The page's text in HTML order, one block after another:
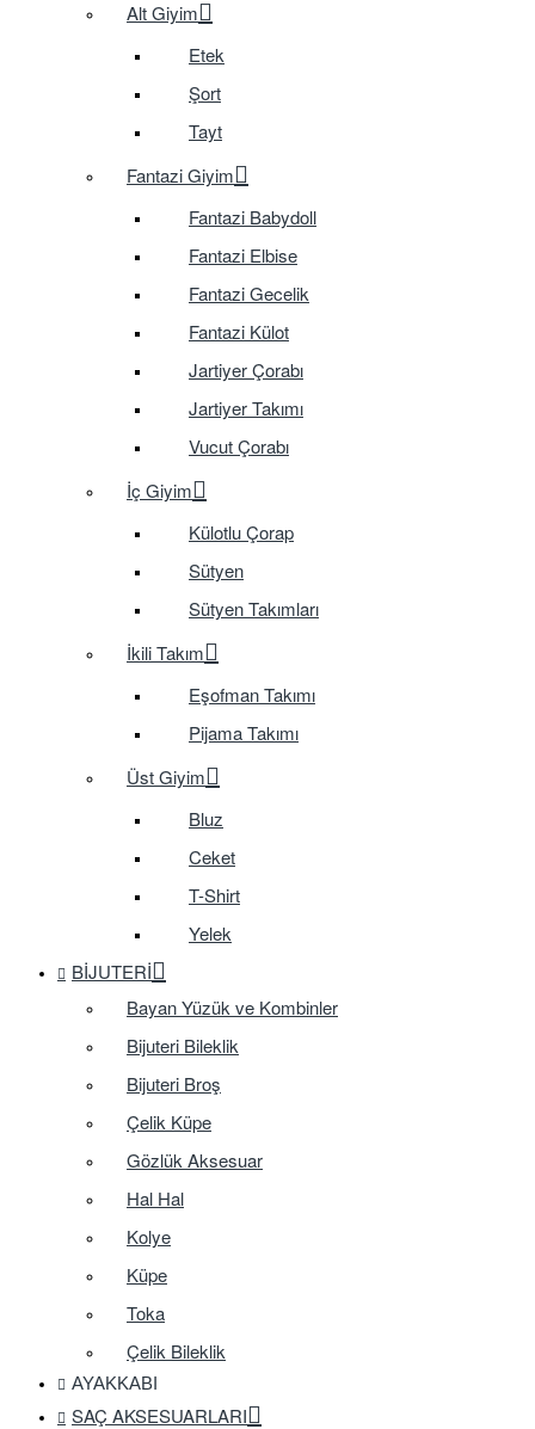
Alt Giyim
Etek
Şort
Tayt
Fantazi Giyim
Fantazi Babydoll
Fantazi Elbise
Fantazi Gecelik
Fantazi Külot
Jartiyer Çorabı
Jartiyer Takımı
Vucut Çorabı
İç Giyim
Külotlu Çorap
Sütyen
Sütyen Takımları
İkili Takım
Eşofman Takımı
Pijama Takımı
Üst Giyim
Bluz
Ceket
T-Shirt
Yelek
BIJUTERI
Bayan Yüzük ve Kombinler
Bijuteri Bileklik
Bijuteri Broş
Çelik Küpe
Gözlük Aksesuar
Hal Hal
Kolye
Küpe
Toka
Çelik Bileklik
AYAKKABI
SAÇ AKSESUARLARI